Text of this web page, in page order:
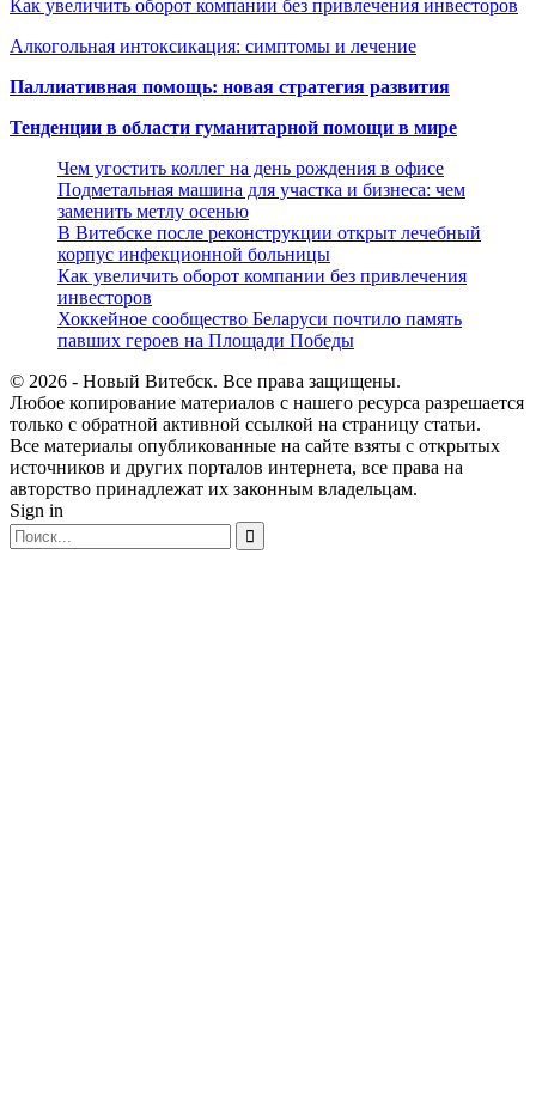
Как увеличить оборот компании без привлечения инвесторов
Алкогольная интоксикация: симптомы и лечение
Паллиативная помощь: новая стратегия развития
Тенденции в области гуманитарной помощи в мире
Чем угостить коллег на день рождения в офисе
Подметальная машина для участка и бизнеса: чем
заменить метлу осенью
В Витебске после реконструкции открыт лечебный
корпус инфекционной больницы
Как увеличить оборот компании без привлечения
инвесторов
Хоккейное сообщество Беларуси почтило память
павших героев на Площади Победы
© 2026 - Новый Витебск. Все права защищены.
Любое копирование материалов с нашего ресурса разрешается
только с обратной активной ссылкой на страницу статьи.
Все материалы опубликованные на сайте взяты с открытых
источников и других порталов интернета, все права на
авторство принадлежат их законным владельцам.
Sign in